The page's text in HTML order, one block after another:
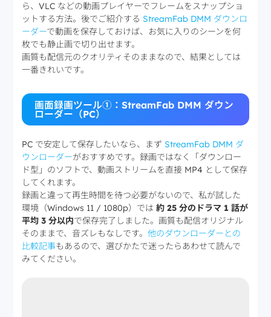
ら、VLC などの動画プレイヤーでフレームをスナップショ
ットする方法。後でご紹介する StreamFab DMM ダウンロ
ーダーで動画を保存しておけば、お気に入りのシーンを何
枚でも静止画で切り出せます。
画質も配信元のクオリティそのままなので、結果としては
一番きれいです。
画面録画ツール①：StreamFab DMM ダウン
ローダー（PC）
PC で安定して保存したいなら、まず StreamFab DMM ダ
ウンローダーがおすすめです。録画ではなく「ダウンロー
ド型」のソフトで、動画ストリームを直接 MP4 として保存
してくれます。
録画と違って再生時間を待つ必要がないので、私が試した
環境（Windows 11 / 1080p）では約 25 分のドラマ 1 話が
平均 3 分以内で保存完了しました。画質も配信オリジナル
そのままで、音ズレもなしです。他のダウンローダーとの
比較記事もあるので、選びかたで迷ったらあわせて読んで
みてください。